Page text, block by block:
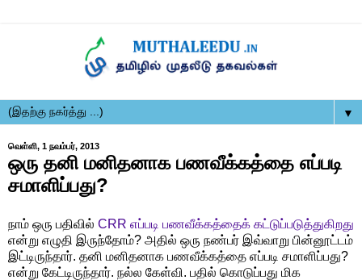
▼
வெள்ளி, 1 நவம்பர், 2013
ஒரு தனி மனிதனாக பணவீக்கத்தை எப்படி
சமாளிப்பது?
நாம் ஒரு பதிவில் CRR எப்படி பணவீக்கத்தைக் கட்டுப்படுத்துகிறது
என்று எழுதி இருந்தோம்? அதில் ஒரு நண்பர் இவ்வாறு பின்னூட்டம்
இட்டிருந்தார். தனி மனிதனாக பணவீக்கத்தை எப்படி சமாளிப்பது?
என்று கேட்டிருந்தார். நல்ல கேள்வி. பதில் கொடுப்பது மிக